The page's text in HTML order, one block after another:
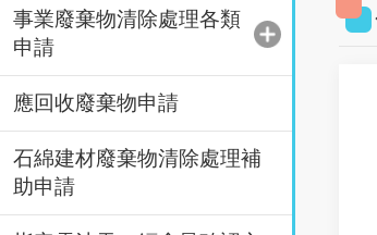
事業廢棄物清除處理各類
申請
應回收廢棄物申請
石綿建材廢棄物清除處理補
助申請